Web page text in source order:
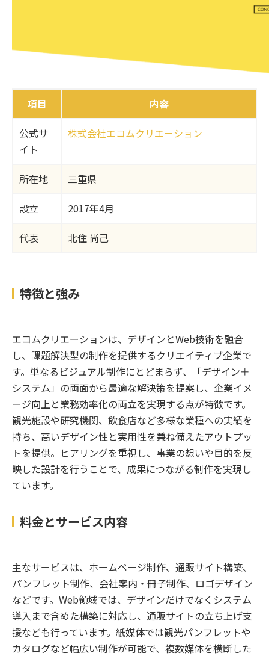
項目 内容
公式サ
イト
株式会社エコムクリエーション
所在地 三重県
設立 2017年4月
代表 北住 尚己
特徴と強み
エコムクリエーションは、デザインとWeb技術を融合
し、課題解決型の制作を提供するクリエイティブ企業で
す。単なるビジュアル制作にとどまらず、「デザイン＋
システム」の両面から最適な解決策を提案し、企業イメ
ージ向上と業務効率化の両立を実現する点が特徴です。
観光施設や研究機関、飲食店など多様な業種への実績を
持ち、高いデザイン性と実用性を兼ね備えたアウトプッ
トを提供。ヒアリングを重視し、事業の想いや目的を反
映した設計を行うことで、成果につながる制作を実現し
ています。
料金とサービス内容
主なサービスは、ホームページ制作、通販サイト構築、
パンフレット制作、会社案内・冊子制作、ロゴデザイン
などです。Web領域では、デザインだけでなくシステム
導入まで含めた構築に対応し、通販サイトの立ち上げ支
援なども行っています。紙媒体では観光パンフレットや
カタログなど幅広い制作が可能で、複数媒体を横断した